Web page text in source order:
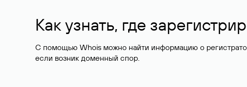
Как узнать, где
С помощью Whois можно найти информацию о
если возник доменный спор.